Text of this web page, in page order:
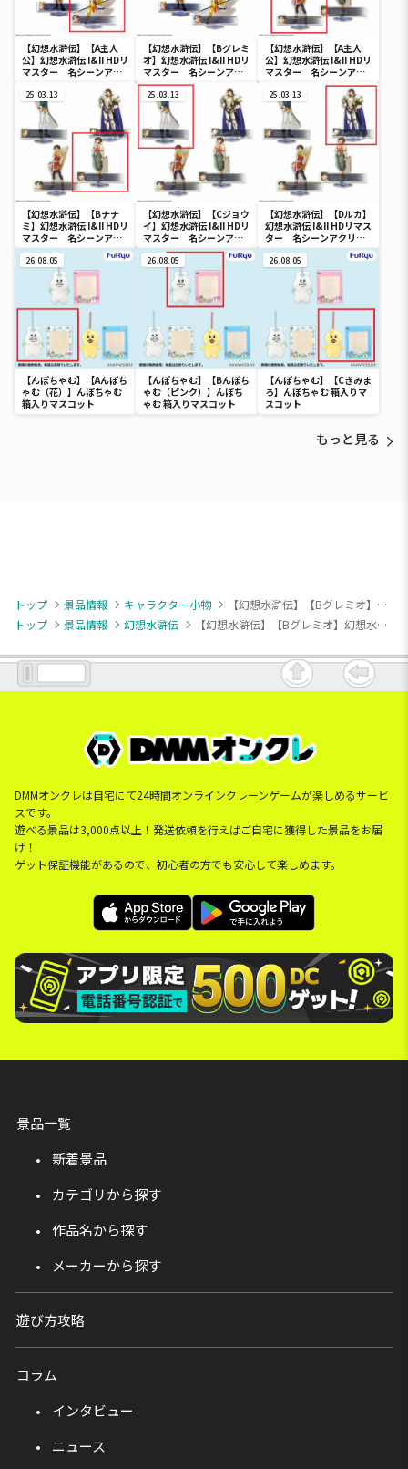
【幻想水滸伝】【A主人
公】幻想水滸伝 I&II HDリ
マスター 名シーンアク
【幻想水滸伝】【Bグレミ
オ】幻想水滸伝 I&II HDリ
マスター 名シーンアク
リルスタンドVol.1
【幻想水滸伝】【A主人
公】幻想水滸伝 I&II HDリ
マスター 名シーンアク
リルスタンドVol.2
25.03.13
【幻想水滸伝】【Bナナ
ミ】幻想水滸伝 I&II HDリ
マスター 名シーンアク
リルスタンドVol.2
25.03.13
【幻想水滸伝】【Cジョウ
イ】幻想水滸伝 I&II HDリ
マスター 名シーンアク
リルスタンドVol.2
25.03.13
【幻想水滸伝】【Dルカ】
幻想水滸伝 I&II HDリマス
ター 名シーンアクリル
スタンドVol.2
26.08.05
【んぽちゃむ】【Aんぽち
ゃむ（花）】んぽちゃむ
箱入りマスコット
26.08.05
【んぽちゃむ】【Bんぽち
ゃむ（ピンク）】んぽち
ゃむ 箱入りマスコット
26.08.05
【んぽちゃむ】【Cきみま
ろ】んぽちゃむ 箱入りマ
スコット
もっと見る
トップ 景品情報 キャラクター小物
【幻想水滸伝】【Bグレミオ】幻想水滸伝 I&II HDリマスター 名シーンアクリルスタンド Vol.1
トップ
景品情報 幻想水滸伝 【幻想水滸伝】【Bグレミオ】幻想水滸伝 I&II HDリマスター 名シーンアクリルスタンド Vol.1
DMMオンクレは自宅にて24時間オンラインクレーンゲームが楽しめるサービ
スです。
遊べる景品は3,000点以上！発送依頼を行えばご自宅に獲得した景品をお届
け！
ゲット保証機能があるので、初心者の方でも安心して楽しめます。
景品一覧
新着景品
カテゴリから探す
作品名から探す
メーカーから探す
遊び方攻略
コラム
インタビュー
ニュース